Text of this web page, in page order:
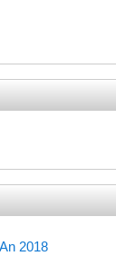
2018
URL